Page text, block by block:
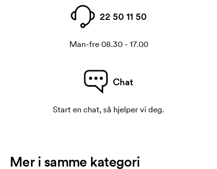
22 50 11 50
Man-fre 08.30 - 17.00
Chat
Start en chat, så hjelper vi deg.
Mer i samme kategori